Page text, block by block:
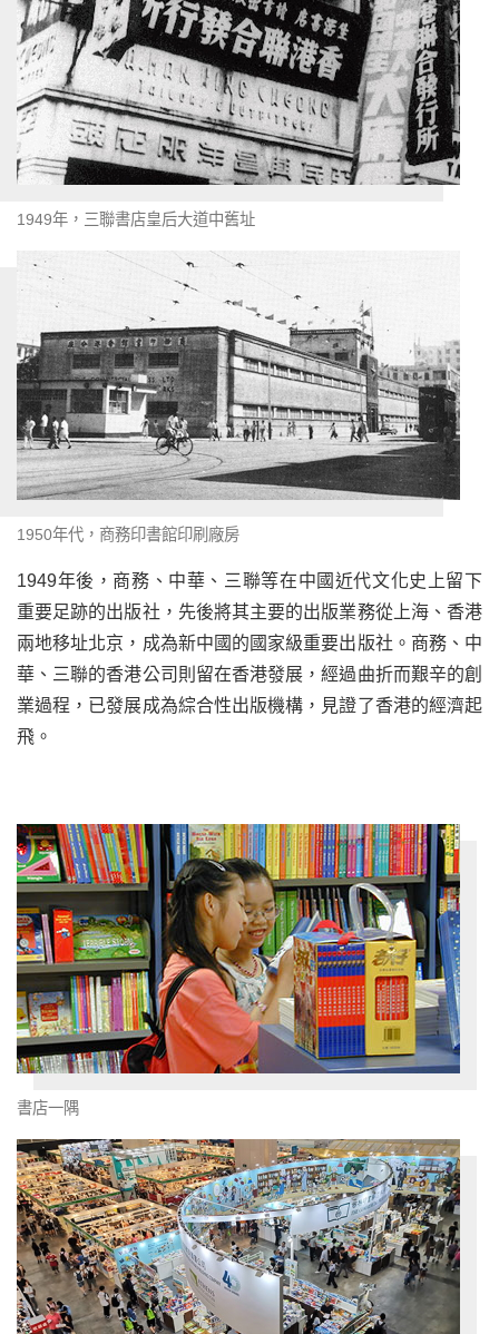
1949年，三聯書店皇后大道中舊址
1950年代，商務印書館印刷廠房
1949年後，商務、中華、三聯等在中國近代文化史上留下
重要足跡的出版社，先後將其主要的出版業務從上海、香港
兩地移址北京，成為新中國的國家級重要出版社。商務、中
華、三聯的香港公司則留在香港發展，經過曲折而艱辛的創
業過程，已發展成為綜合性出版機構，見證了香港的經濟起
飛。
書店一隅